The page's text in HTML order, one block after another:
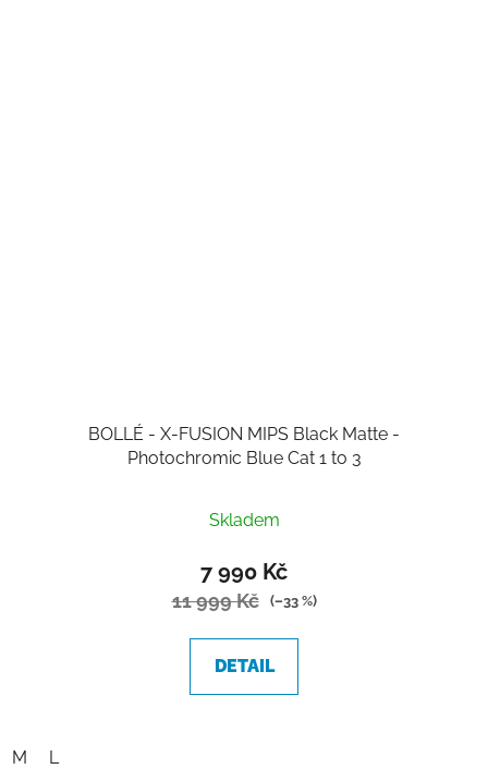
BOLLÉ - X-FUSION MIPS Black Matte -
Photochromic Blue Cat 1 to 3
Skladem
7 990 Kč
11 999 Kč (–33 %)
DETAIL
M L